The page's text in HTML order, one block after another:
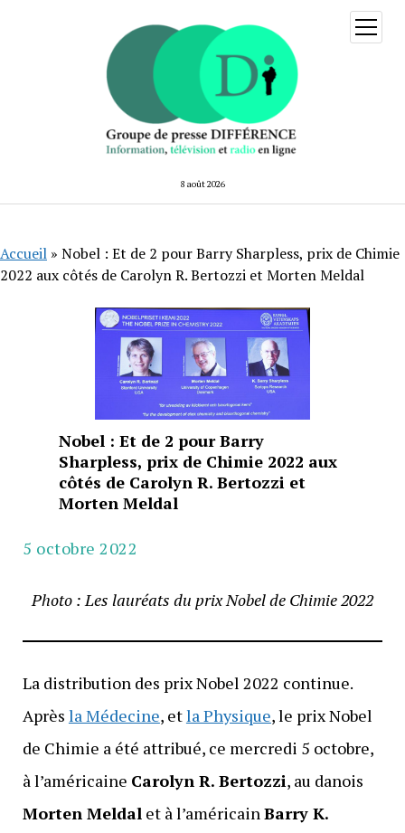
8 août 2026
ouvrir
menu
Accueil » Nobel : Et de 2 pour Barry Sharpless, prix de Chimie
2022 aux côtés de Carolyn R. Bertozzi et Morten Meldal
Nobel : Et de 2 pour Barry
Sharpless, prix de Chimie 2022 aux
côtés de Carolyn R. Bertozzi et
Morten Meldal
5 octobre 2022
Photo : Les lauréats du prix Nobel de Chimie 2022
La distribution des prix Nobel 2022 continue.
Après la Médecine, etla Physique, le prix Nobel
de Chimie a été attribué, ce mercredi 5 octobre,
à l’américaine Carolyn R. Bertozzi, au danois
Morten Meldalet à l’américainBarry K.